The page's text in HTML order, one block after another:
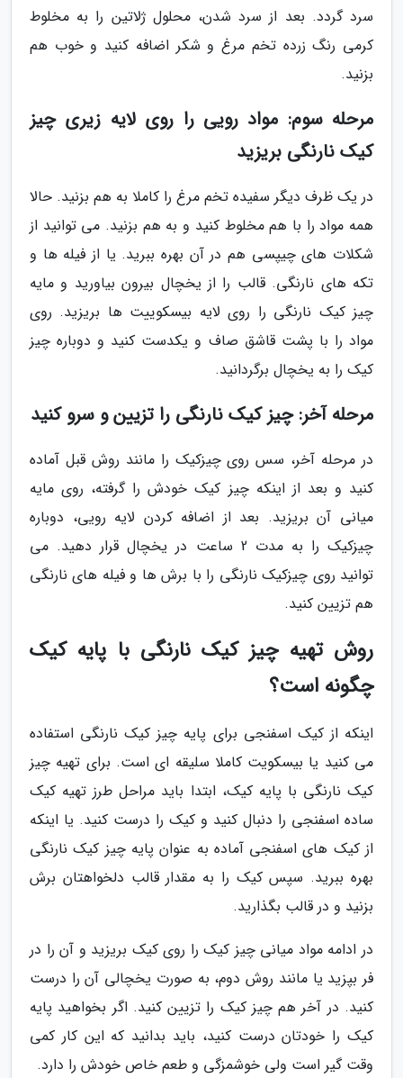
سرد گردد. بعد از سرد شدن، محلول ژلاتین را به مخلوط
کرمی رنگ زرده تخم مرغ و شکر اضافه کنید و خوب هم
بزنید.
مرحله سوم: مواد رویی را روی لایه زیری چیز
کیک نارنگی بریزید
در یک ظرف دیگر سفیده تخم مرغ را کاملا به هم بزنید. حالا
همه مواد را با هم مخلوط کنید و به هم بزنید. می توانید از
شکلات های چیپسی هم در آن بهره ببرید. یا از فیله ها و
تکه های نارنگی. قالب را از یخچال بیرون بیاورید و مایه
چیز کیک نارنگی را روی لایه بیسکوییت ها بریزید. روی
مواد را با پشت قاشق صاف و یکدست کنید و دوباره چیز
کیک را به یخچال برگردانید.
مرحله آخر: چیز کیک نارنگی را تزیین و سرو کنید
در مرحله آخر، سس روی چیزکیک را مانند روش قبل آماده
کنید و بعد از اینکه چیز کیک خودش را گرفته، روی مایه
میانی آن بریزید. بعد از اضافه کردن لایه رویی، دوباره
چیزکیک را به مدت 2 ساعت در یخچال قرار دهید. می
توانید روی چیزکیک نارنگی را با برش ها و فیله های نارنگی
هم تزیین کنید.
روش تهیه چیز کیک نارنگی با پایه کیک
چگونه است؟
اینکه از کیک اسفنجی برای پایه چیز کیک نارنگی استفاده
می کنید یا بیسکویت کاملا سلیقه ای است. برای تهیه چیز
کیک نارنگی با پایه کیک، ابتدا باید مراحل طرز تهیه کیک
ساده اسفنجی را دنبال کنید و کیک را درست کنید. یا اینکه
از کیک های اسفنجی آماده به عنوان پایه چیز کیک نارنگی
بهره ببرید. سپس کیک را به مقدار قالب دلخواهتان برش
بزنید و در قالب بگذارید.
در ادامه مواد میانی چیز کیک را روی کیک بریزید و آن را در
فر بپزید یا مانند روش دوم، به صورت یخچالی آن را درست
کنید. در آخر هم چیز کیک را تزیین کنید. اگر بخواهید پایه
کیک را خودتان درست کنید، باید بدانید که این کار کمی
وقت گیر است ولی خوشمزگی و طعم خاص خودش را دارد.